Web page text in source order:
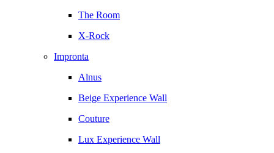
The Room
X-Rock
Impronta
Alnus
Beige Experience Wall
Couture
Lux Experience Wall